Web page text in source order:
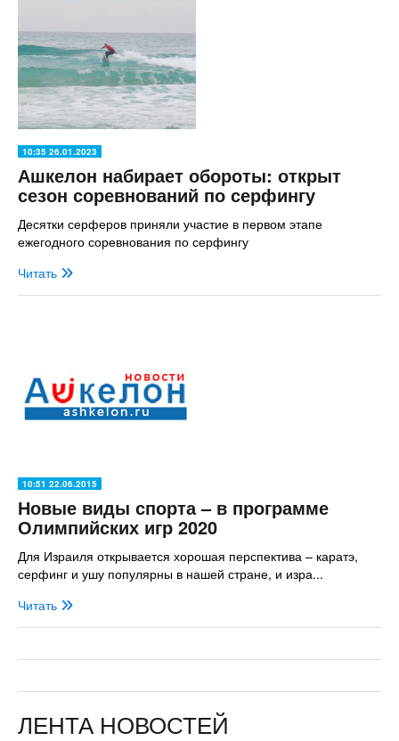
10:35 26.01.2023
Ашкелон набирает обороты: открыт
сезон соревнований по серфингу
Десятки серферов приняли участие в первом этапе
ежегодного соревнования по серфингу
Читать
10:51 22.06.2015
Новые виды спорта – в программе
Олимпийских игр 2020
Для Израиля открывается хорошая перспектива – каратэ,
серфинг и ушу популярны в нашей стране, и изра...
Читать
ЛЕНТА НОВОСТЕЙ